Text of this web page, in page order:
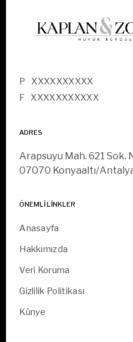
P
XXXXXXXXXX
F
XXXXXXXXXXX
ADRES
Arapsuyu Mah. 621 Sok.
07070 Konyaaltı/
ÖNEMLI LINKLER
Anasayfa
Hakkımızda
Veri Koruma
Gizlilik Politikası
Künye